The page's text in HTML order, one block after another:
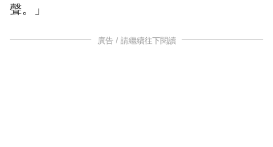
聲。」
廣告 / 請繼續往下閱讀